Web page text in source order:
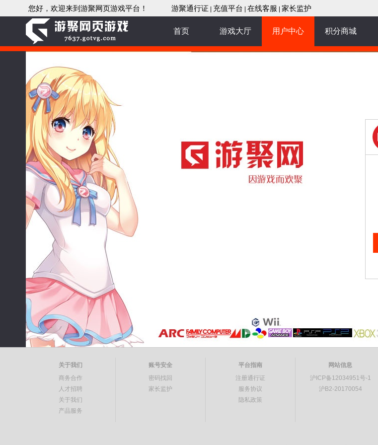
您好，欢迎来到游聚网页游戏平台！ 游聚通行证 充值平台 在线客服 家长监护
首页 游戏大厅 用户中心 积分商城
关于我们
商务合作
人才招聘
关于我们
产品服务
账号安全
密码找回
家长监护
平台指南
注册通行证
服务协议
隐私政策
网站信息
沪ICP备12034951号-1
沪B2-20170054